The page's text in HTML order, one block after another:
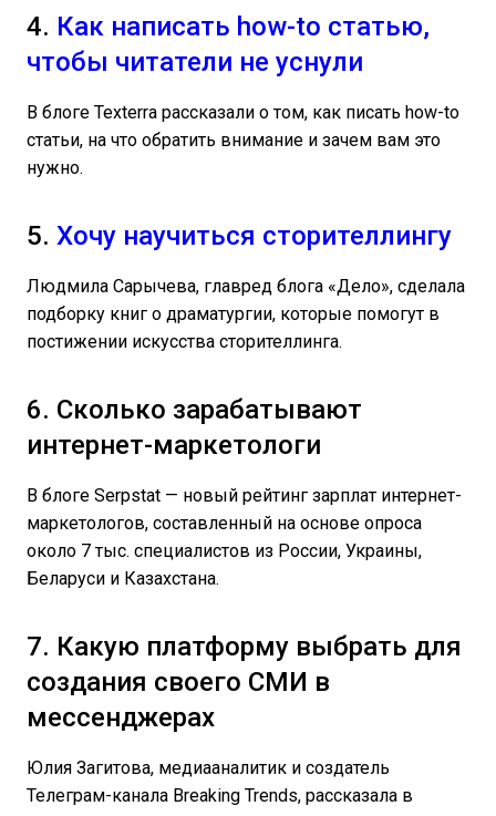
4. Как написать how-to статью,
чтобы читатели не уснули
В блоге Texterra рассказали о том, как писать how-to
статьи, на что обратить внимание и зачем вам это
нужно.
5. Хочу научиться сторителлингу
Людмила Сарычева, главред блога «Дело», сделала
подборку книг о драматургии, которые помогут в
постижении искусства сторителлинга.
6. Сколько зарабатывают
интернет-маркетологи
В блоге Serpstat — новый рейтинг зарплат интернет-
маркетологов, составленный на основе опроса
около 7 тыс. специалистов из России, Украины,
Беларуси и Казахстана.
7. Какую платформу выбрать для
создания своего СМИ в
мессенджерах
Юлия Загитова, медиааналитик и создатель
Телеграм-канала Breaking Trends, рассказала в